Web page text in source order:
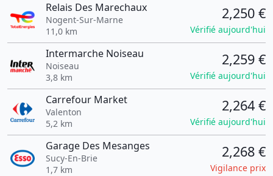
Relais Des Marechaux
Nogent-Sur-Marne
11,0 km
2,250 €
Vérifié aujourd'hui
Intermarche Noiseau
Noiseau
3,8 km
2,259 €
Vérifié aujourd'hui
Carrefour Market
Valenton
5,2 km
2,264 €
Vérifié aujourd'hui
Garage Des Mesanges
Sucy-En-Brie
1,7 km
2,268 €
Vigilance prix